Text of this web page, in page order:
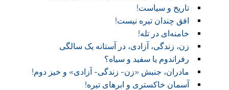
تاریخ و سیاست!
افق چندان تیره نیست!
خامنه‌ای در تله!
زن، زندگی، آزادی، در آستانه یک سالگی
رفراندوم یا سفید و سیاه؟
مادران، جنبش «زن- زندگی- آزادی» و خیز دوم!
آسمان خاکستری و ابر‌های تیره!